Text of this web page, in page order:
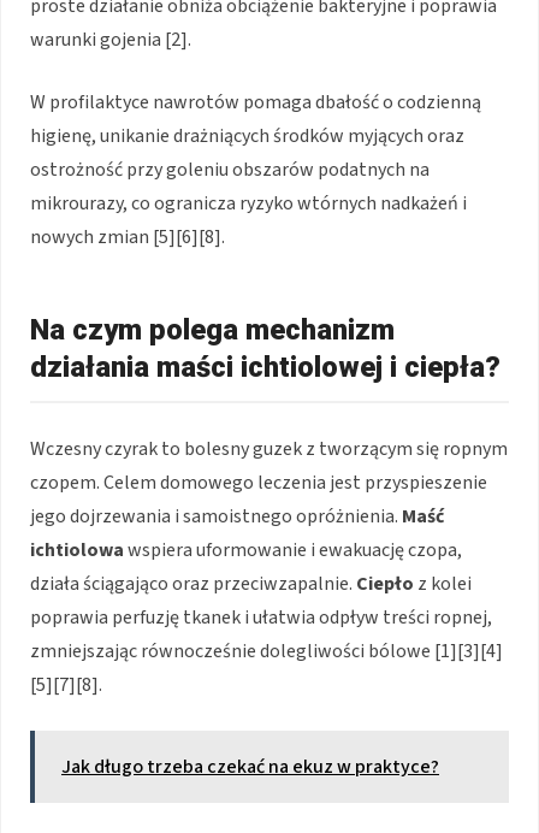
proste działanie obniża obciążenie bakteryjne i poprawia
warunki gojenia [2].
W profilaktyce nawrotów pomaga dbałość o codzienną
higienę, unikanie drażniących środków myjących oraz
ostrożność przy goleniu obszarów podatnych na
mikrourazy, co ogranicza ryzyko wtórnych nadkażeń i
nowych zmian [5][6][8].
Na czym polega mechanizm
działania maści ichtiolowej i ciepła?
Wczesny czyrak to bolesny guzek z tworzącym się ropnym
czopem. Celem domowego leczenia jest przyspieszenie
jego dojrzewania i samoistnego opróżnienia. Maść
ichtiolowawspiera uformowanie i ewakuację czopa,
działa ściągająco oraz przeciwzapalnie. Ciepło z kolei
poprawia perfuzję tkanek i ułatwia odpływ treści ropnej,
zmniejszając równocześnie dolegliwości bólowe [1][3][4]
[5][7][8].
Jak długo trzeba czekać na ekuz w praktyce?